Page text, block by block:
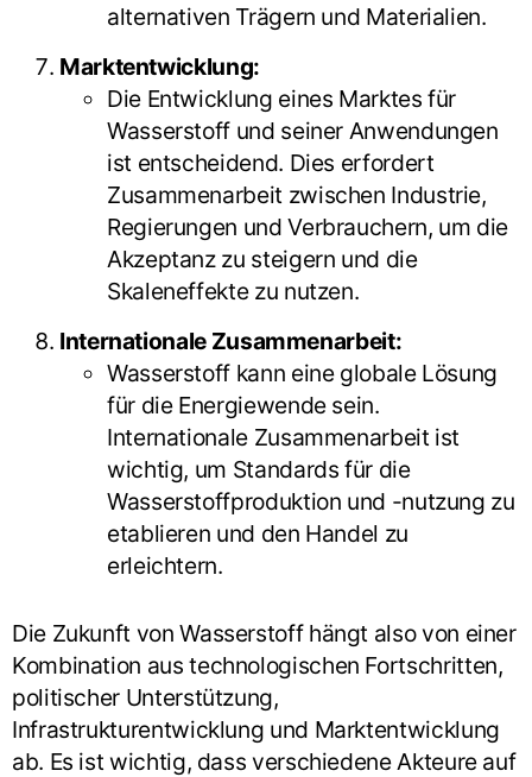
alternativen Trägern und Materialien.
Marktentwicklung:
Die Entwicklung eines Marktes für
Wasserstoff und seiner Anwendungen
ist entscheidend. Dies erfordert
Zusammenarbeit zwischen Industrie,
Regierungen und Verbrauchern, um die
Akzeptanz zu steigern und die
Skaleneffekte zu nutzen.
Internationale Zusammenarbeit:
Wasserstoff kann eine globale Lösung
für die Energiewende sein.
Internationale Zusammenarbeit ist
wichtig, um Standards für die
Wasserstoffproduktion und -nutzung zu
etablieren und den Handel zu
erleichtern.
Die Zukunft von Wasserstoff hängt also von einer
Kombination aus technologischen Fortschritten,
politischer Unterstützung,
Infrastrukturentwicklung und Marktentwicklung
ab. Es ist wichtig, dass verschiedene Akteure auf